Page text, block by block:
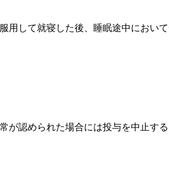
用して就寝した後、睡眠途中におい
認められた場合には投与を中止す